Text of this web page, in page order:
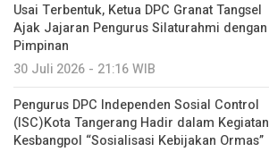
Usai Terbentuk, Ketua DPC Granat Tangsel
Ajak Jajaran Pengurus Silaturahmi dengan
Pimpinan
30 Juli 2026 - 21:16 WIB
Pengurus DPC Independen Sosial Control
(ISC)Kota Tangerang Hadir dalam Kegiatan
Kesbangpol “Sosialisasi Kebijakan Ormas”